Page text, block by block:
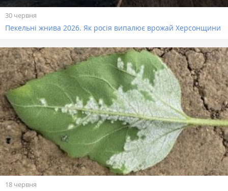
30 червня
Пекельні жнива 2026. Як росія випалює врожай Херсонщини
18 червня